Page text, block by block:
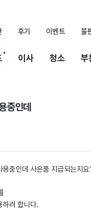
후기 이벤트 불
이사 청소 부
중인데
중인데 사은품 지급되는지요
하려 합니다.